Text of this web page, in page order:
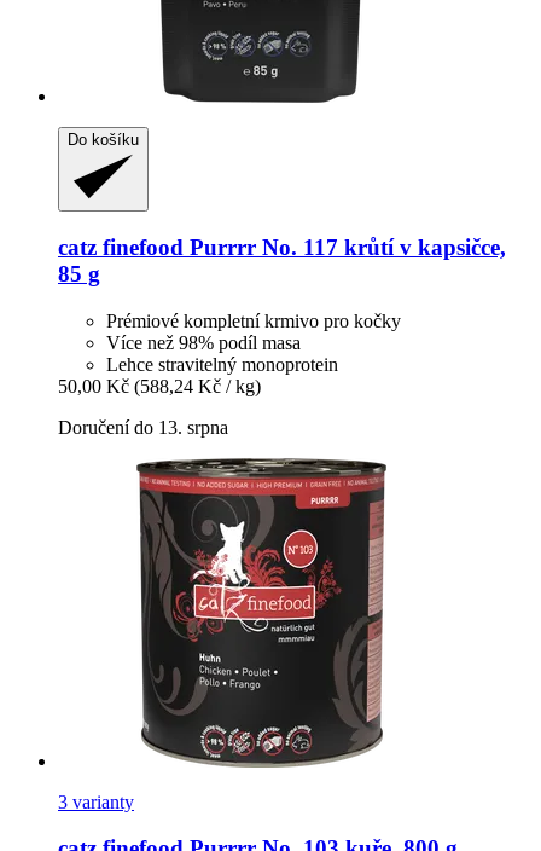
Do košíku
catz finefood Purrrr No. 117 krůtí v kapsičce,
85 g
Prémiové kompletní krmivo pro kočky
Více než 98% podíl masa
Lehce stravitelný monoprotein
50,00 Kč (588,24 Kč / kg)
Doručení do 13. srpna
3 varianty